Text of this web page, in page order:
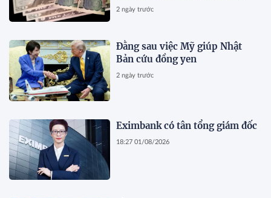
2 ngày trước
Đằng sau việc Mỹ giúp Nhật
Bản cứu đồng yen
2 ngày trước
Eximbank có tân tổng giám đốc
18:27 01/08/2026